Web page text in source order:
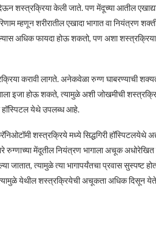
केली जाते. पण मेंदूच्या आतील एखाद्या
म्हणून शरीरातील एखादा भागात वा नियंत्रण
अधिक फायदा होऊ शकतो, पण अशा शस्त्रक्रिया
करावी लागते. अनेकवेळा रुग्ण घाबरण्याची
इजा होऊ शकते, त्यामुळे अशी जोखमीची
हॉस्पिटल येथे उपलब्ध आहे.
शस्त्रक्रिये मध्ये सिद्धगिरी
रुग्णाच्या मेंदूतील नियंत्रण भागाला अचूक
जातात, त्यामुळे त्या भागापर्यंतचा प्रवास सुस्पष्ट
त्यामुळे येथील शस्त्रक्रियेची अचूकता अधिक दिसून